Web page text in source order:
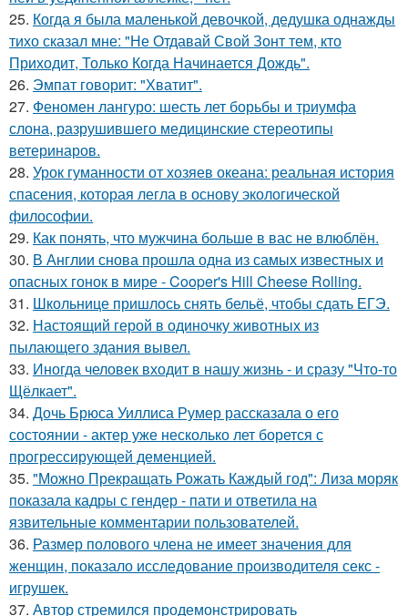
25. Когда я была маленькой девочкой, дедушка однажды
тихо сказал мне: "Не Отдавай Свой Зонт тем, кто
Приходит, Только Когда Начинается Дождь".
26. Эмпат говорит: "Хватит".
27. Феномен лангуро: шесть лет борьбы и триумфа
слона, разрушившего медицинские стереотипы
ветеринаров.
28. Урок гуманности от хозяев океана: реальная история
спасения, которая легла в основу экологической
философии.
29. Как понять, что мужчина больше в вас не влюблён.
30. В Англии снова прошла одна из самых известных и
опасных гонок в мире - Cooper's Hill Cheese Rolling.
31. Школьнице пришлось снять бельё, чтобы сдать ЕГЭ.
32. Настоящий герой в одиночку животных из
пылающего здания вывел.
33. Иногда человек входит в нашу жизнь - и сразу "Что-то
Щёлкает".
34. Дочь Брюса Уиллиса Румер рассказала о его
состоянии - актер уже несколько лет борется с
прогрессирующей деменцией.
35. "Можно Прекращать Рожать Каждый год": Лиза моряк
показала кадры с гендер - пати и ответила на
язвительные комментарии пользователей.
36. Размер полового члена не имеет значения для
женщин, показало исследование производителя секс -
игрушек.
37. Автор стремился продемонстрировать